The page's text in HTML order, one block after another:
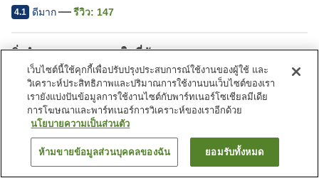
4.1 ดีมาก รีวิว: 147
สิ่งอำนวยความสะดวกในที่พัก
ที่จอดรถ
สปา/บิวตี้ซาลอน
เลานจ์
คาเฟ่
หน้าแรก ญี่ปุ่น โออิตะ
ค้นหาห้องพัก
เว็บไซต์นี้ใช้คุกกี้เพื่อปรับปรุงประสบการณ์ใช้งานของผู้ใช้ และ
วิเคราะห์ประสิทธิภาพและปริมาณการใช้งานบนเว็บไซต์ของเรา
เรายังแบ่งปันข้อมูลการใช้งานไซต์กับพาร์ทเนอร์โซเชียลมีเดีย
การโฆษณาและพาร์ทเนอร์การวิเคราะห์ของเราอีกด้วย
นโยบายความเป็นส่วนตัว
ห้ามขายข้อมูลส่วนบุคคลของฉัน ยอมรับทั้งหมด